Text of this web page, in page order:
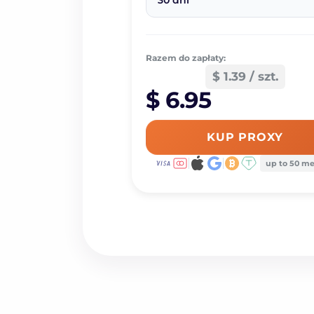
Razem do zapłaty:
$ 1.39 / szt.
$ 6.95
KUP PROXY
up to 50